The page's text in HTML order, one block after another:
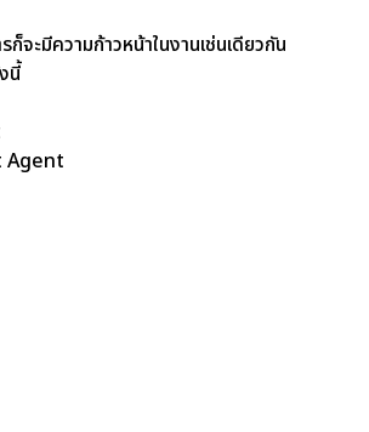
จะมีความก้าวหน้าในงานเช่นเดียวกัน
นี้
Agent